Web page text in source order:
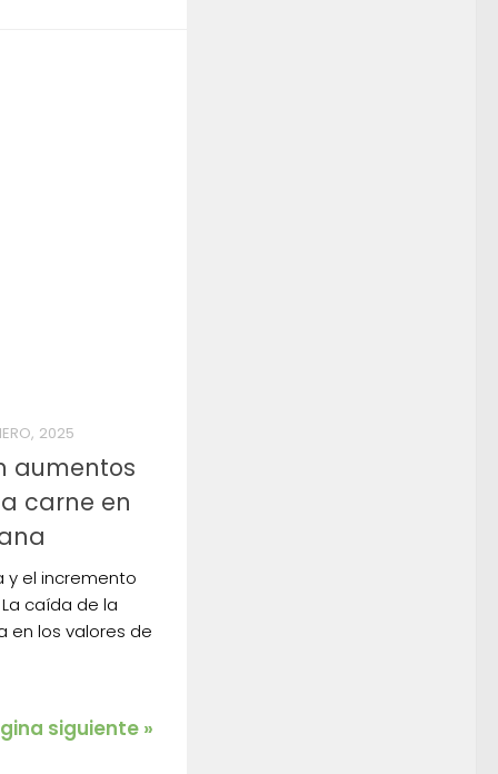
2025
aumentos
carne en
y el incremento
La caída de la
en los valores de
siguiente »